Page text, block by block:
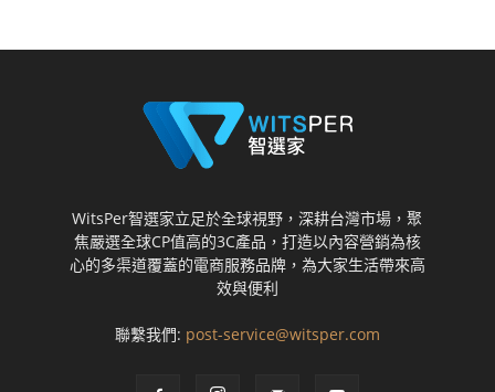
WitsPer智選家立足於全球視野，深耕台灣市場，聚
焦嚴選全球CP值高的3C產品，打造以內容營銷為核
心的多渠道覆蓋的電商服務品牌，為大家生活帶來高
效與便利
聯繫我們: post-service@witsper.com